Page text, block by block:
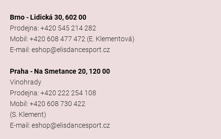
Brno - Lidická 30, 602 00
Prodejna: +420 545 214 282
Mobil: +420 608 477 472 (E. Klementová)
E-mail: eshop@elisdancesport.cz
Praha - Na Smetance 20, 120 00
Vinohrady
Prodejna: +420 222 254 108
Mobil: +420 608 730 422
(S. Klement)
E-mail: eshop@elisdancesport.cz